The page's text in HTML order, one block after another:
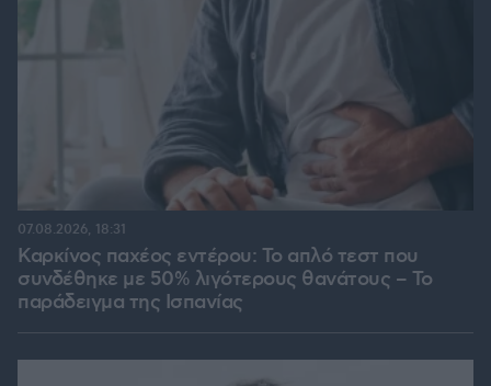
Καρκίνος παχέος εντέρου: Το απλό τεστ που
συνδέθηκε με 50% λιγότερους θανάτους – Το
παράδειγμα της Ισπανίας
07.08.2026, 18:31